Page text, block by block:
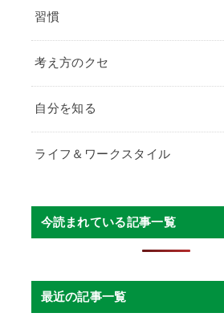
習慣
考え方のクセ
自分を知る
ライフ＆ワークスタイル
今読まれている記事一覧
最近の記事一覧